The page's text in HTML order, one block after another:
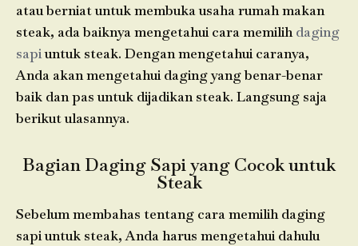
atau berniat untuk membuka usaha rumah makan
steak, ada baiknya mengetahui cara memilihdaging
sapiuntuk steak. Dengan mengetahui caranya,
Anda akan mengetahui daging yang benar-benar
baik dan pas untuk dijadikan steak. Langsung saja
berikut ulasannya.
Bagian Daging Sapi yang Cocok untuk
Steak
Sebelum membahas tentang cara memilihdaging
sapi untuk steak, Anda harus mengetahui dahulu